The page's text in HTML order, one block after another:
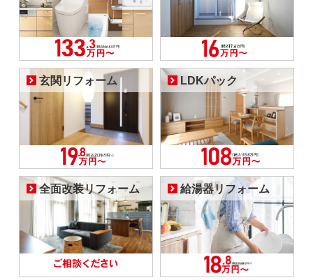
玄関リフォーム LDKパック
全面改装リフォーム 給湯器リフォーム